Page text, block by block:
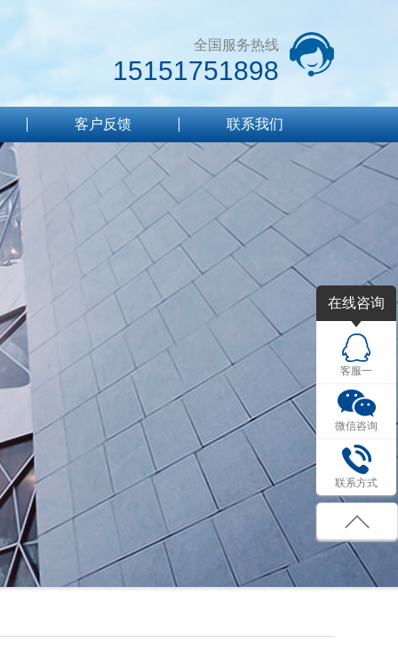
全国服务热线
15151751898
客户反馈 联系我们
在线咨询
客服一
微信咨询
联系方式